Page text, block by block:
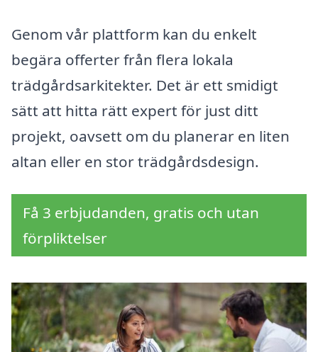
Genom vår plattform kan du enkelt
begära offerter från flera lokala
trädgårdsarkitekter. Det är ett smidigt
sätt att hitta rätt expert för just ditt
projekt, oavsett om du planerar en liten
altan eller en stor trädgårdsdesign.
Få 3 erbjudanden, gratis och utan
förpliktelser